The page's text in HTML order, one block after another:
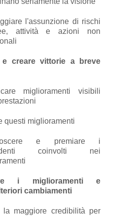
l'assunzione di rischi
attività e azioni non
e creare vittorie a breve
miglioramenti visibili
questi miglioramenti
e premiare i
coinvolti nei
i miglioramenti e
cambiamenti
la maggiore credibilità per